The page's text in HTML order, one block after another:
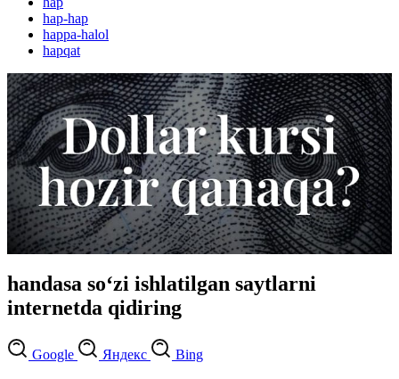
hap-hap
happa-halol
hapqat
handasa so‘zi ishlatilgan saytlarni
internetda qidiring
Google Яндекс Bing